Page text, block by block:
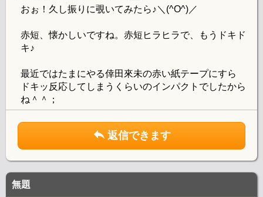
おぉ！久し振りに覗いてみたら♪＼(^O^)／
赤短、懐かしいですね。赤短ヒラヒラで、もうドキド
キ♪
最近ではたまにやる倖田來未の赤い紙テープにすら
ドキッ反応してしまうくらいのインパクトでしたから
ね＾＾；
返信できます
無題